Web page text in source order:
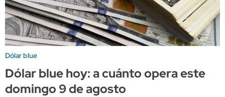
Dólar blue
Dólar blue hoy: a cuánto opera este
domingo 9 de agosto